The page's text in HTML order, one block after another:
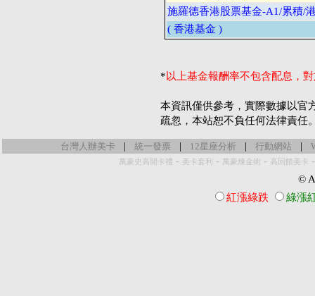
施羅德香港股票基金-A1/累積/
( 香港基金 )
*以上基金報酬率不包含配息，
本資訊僅供參考，實際數據以官
疏忽，本站恕不負任何法律責任
台灣人辦美卡 | 統一發票 | 12星座分析 | 行動網站 |
萬豪史高開卡禮 - 美卡套利 - 萬豪煉金術 - 高回饋美卡
©
紅漲綠跌
綠漲